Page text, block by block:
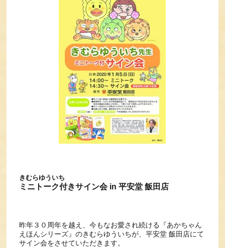
きむらゆういち
ミニトーク付きサイン会 in 平安堂 飯田店
昨年３０周年を越え、今もなお愛され続ける『あかちゃん
えほんシリーズ』のきむらゆういちが、平安堂 飯田店にて
サイン会をさせていただきます。